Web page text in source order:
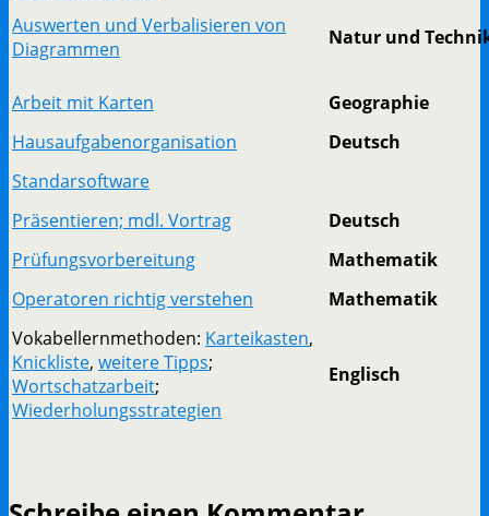
Auswerten und Verbalisieren von
Diagrammen
Natur und
Arbeit mit Karten
Geographie
Hausaufgabenorganisation
Deutsch
Standarsoftware
Präsentieren; mdl. Vortrag
Deutsch
Prüfungsvorbereitung
Mathematik
Operatoren richtig verstehen
Mathematik
Vokabellernmethoden: Karteikasten,
Knickliste, weitere Tipps;
Wortschatzarbeit;
Wiederholungsstrategien
Englisch